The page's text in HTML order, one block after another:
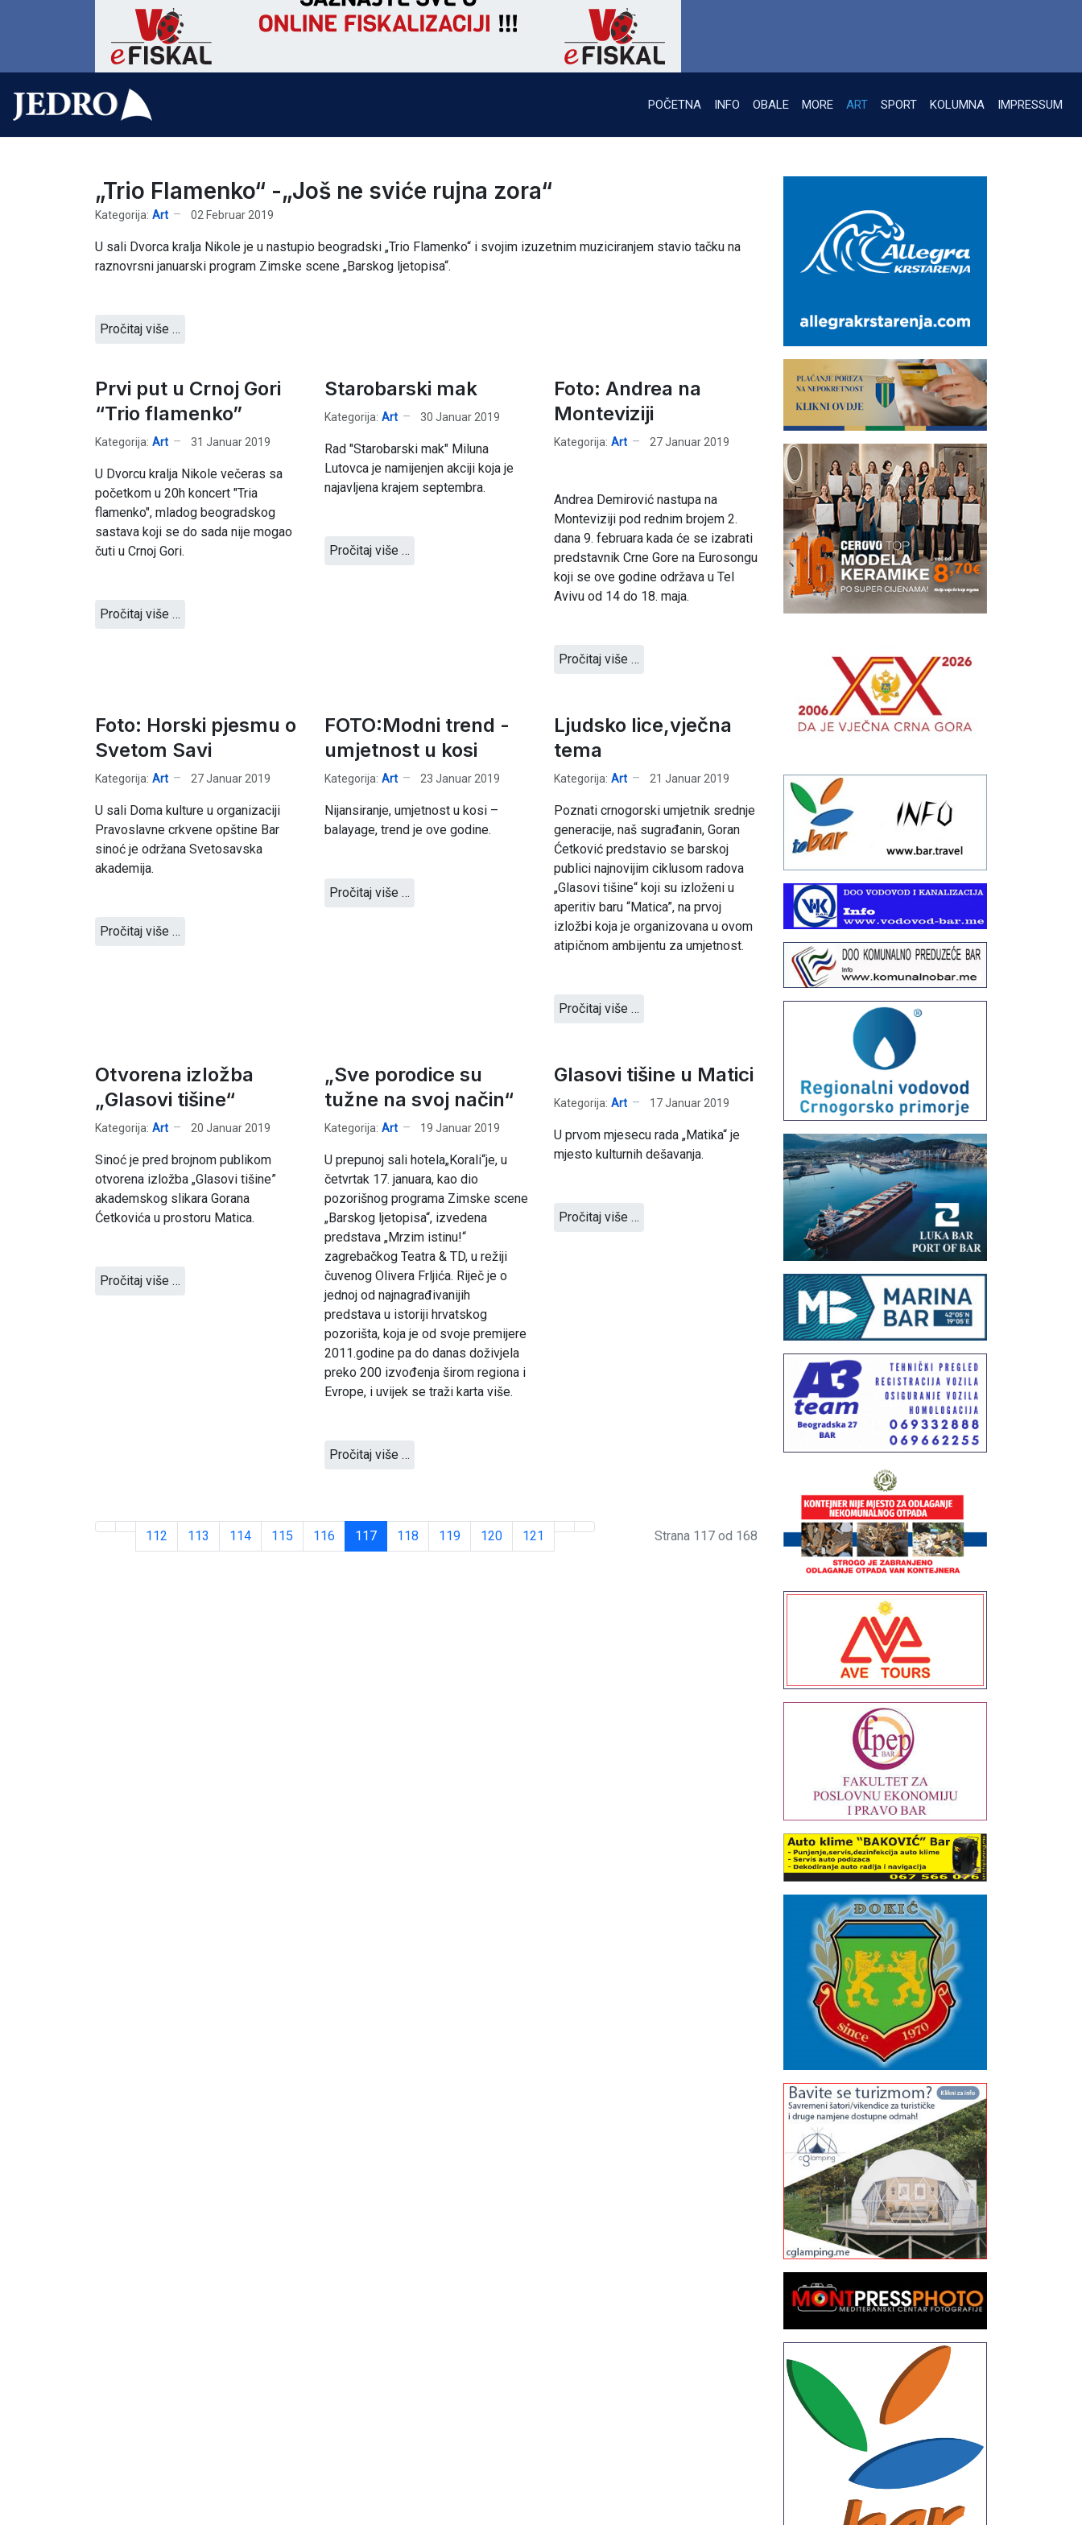
POČETNA INFO OBALE MORE ART SPORT KOLUMNA IMPRESSUM
„Trio Flamenko“ -„Još ne sviće rujna zora“
Kategorija: Art 02 Februar 2019
U sali Dvorca kralja Nikole je u nastupio beogradski „Trio Flamenko“ i svojim izuzetnim muziciranjem stavio tačku na
raznovrsni januarski program Zimske scene „Barskog ljetopisa“.
Pročitaj više …
Prvi put u Crnoj Gori
“Trio flamenko”
Kategorija: Art 31 Januar 2019
U Dvorcu kralja Nikole večeras sa
početkom u 20h koncert "Tria
flamenko", mladog beogradskog
sastava koji se do sada nije mogao
čuti u Crnoj Gori.
Pročitaj više …
Starobarski mak
Kategorija: Art 30 Januar 2019
Rad "Starobarski mak" Miluna
Lutovca je namijenjen akciji koja je
najavljena krajem septembra.
Pročitaj više …
Foto: Andrea na
Monteviziji
Kategorija: Art 27 Januar 2019
Andrea Demirović nastupa na
Monteviziji pod rednim brojem 2.
dana 9. februara kada će se izabrati
predstavnik Crne Gore na Eurosongu
koji se ove godine održava u Tel
Avivu od 14 do 18. maja.
Pročitaj više …
Foto: Horski pjesmu o
Svetom Savi
Kategorija: Art 27 Januar 2019
U sali Doma kulture u organizaciji
Pravoslavne crkvene opštine Bar
sinoć je održana Svetosavska
akademija.
Pročitaj više …
FOTO:Modni trend -
umjetnost u kosi
Kategorija: Art 23 Januar 2019
Nijansiranje, umjetnost u kosi –
balayage, trend je ove godine.
Pročitaj više …
Ljudsko lice,vječna
tema
Kategorija: Art 21 Januar 2019
Poznati crnogorski umjetnik srednje
generacije, naš sugrađanin, Goran
Ćetković predstavio se barskoj
publici najnovijim ciklusom radova
„Glasovi tišine“ koji su izloženi u
aperitiv baru “Matica”, na prvoj
izložbi koja je organizovana u ovom
atipičnom ambijentu za umjetnost.
Pročitaj više …
Otvorena izložba
„Glasovi tišine“
Kategorija: Art 20 Januar 2019
Sinoć je pred brojnom publikom
otvorena izložba „Glasovi tišine”
akademskog slikara Gorana
Ćetkovića u prostoru Matica.
Pročitaj više …
„Sve porodice su
tužne na svoj način“
Kategorija: Art 19 Januar 2019
U prepunoj sali hotela„Korali“je, u
četvrtak 17. januara, kao dio
pozorišnog programa Zimske scene
„Barskog ljetopisa“, izvedena
predstava „Mrzim istinu!“
zagrebačkog Teatra & TD, u režiji
čuvenog Olivera Frljića. Riječ je o
jednoj od najnagrađivanijih
predstava u istoriji hrvatskog
pozorišta, koja je od svoje premijere
2011.godine pa do danas doživjela
preko 200 izvođenja širom regiona i
Evrope, i uvijek se traži karta više.
Pročitaj više …
Glasovi tišine u Matici
Kategorija: Art 17 Januar 2019
U prvom mjesecu rada „Matika“ je
mjesto kulturnih dešavanja.
Pročitaj više …
112 113 114 115 116 117 118 119 120 121 Strana 117 od 168